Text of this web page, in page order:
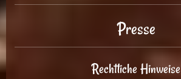
Presse
Rechtliche Hinweise